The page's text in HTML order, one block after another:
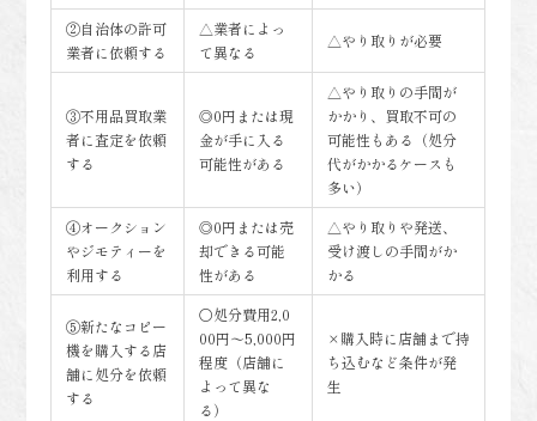
②自治体の許可
業者に依頼する
△業者によっ
て異なる
△やり取りが必要
③不用品買取業
者に査定を依頼
する
◎0円または現
金が手に入る
可能性がある
△やり取りの手間が
かかり、買取不可の
可能性もある（処分
代がかかるケースも
多い）
④オークション
やジモティーを
利用する
◎0円または売
却できる可能
性がある
△やり取りや発送、
受け渡しの手間がか
かる
⑤新たなコピー
機を購入する店
舗に処分を依頼
する
〇処分費用2,0
00円～5,000円
程度（店舗に
よって異な
る）
×購入時に店舗まで持
ち込むなど条件が発
生